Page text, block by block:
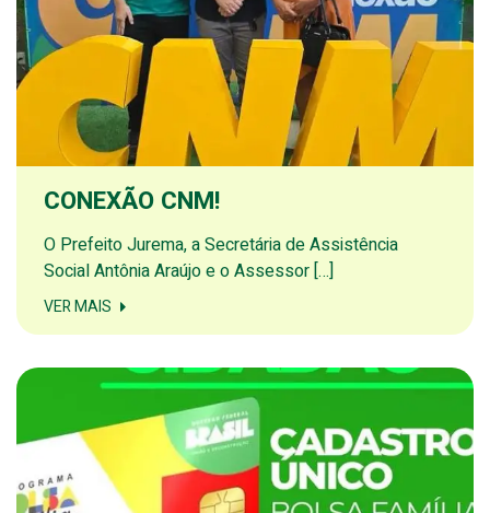
CONEXÃO CNM!
O Prefeito Jurema, a Secretária de Assistência
Social Antônia Araújo e o Assessor […]
VER MAIS